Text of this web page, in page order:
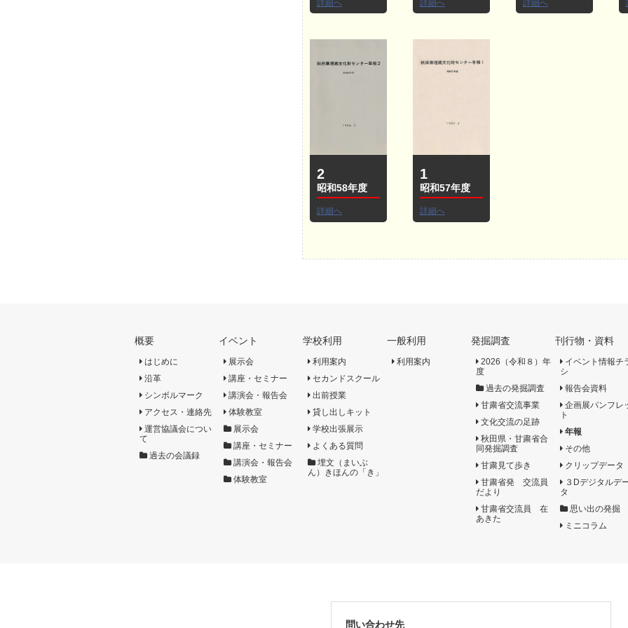
詳細へ 詳細へ 詳細へ
2
昭和58年度
詳細へ
1
昭和57年度
詳細へ
概要
はじめに
沿革
シンボルマーク
アクセス・連絡先
運営協議会につい
て
過去の会議録
イベント
展示会
講座・セミナー
講演会・報告会
体験教室
展示会
講座・セミナー
講演会・報告会
体験教室
学校利用
利用案内
セカンドスクール
出前授業
貸し出しキット
学校出張展示
よくある質問
埋文（まいぶ
ん）きほんの「き」
一般利用
利用案内
発掘調査
2026（令和８）年
度
過去の発掘調査
甘粛省交流事業
文化交流の足跡
秋田県・甘粛省合
同発掘調査
甘粛見て歩き
甘粛省発 交流員
だより
甘粛省交流員 在
あきた
刊行物・資料
イベント情報チ
シ
報告会資料
企画展パンフレ
ト
年報
その他
クリップデータ
３Dデジタルデ
タ
思い出の発掘
ミニコラム
問い合わせ先